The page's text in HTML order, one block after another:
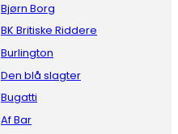
Bjørn Borg
BK Britiske Riddere
Burlington
Den blå slagter
Bugatti
Af Bar